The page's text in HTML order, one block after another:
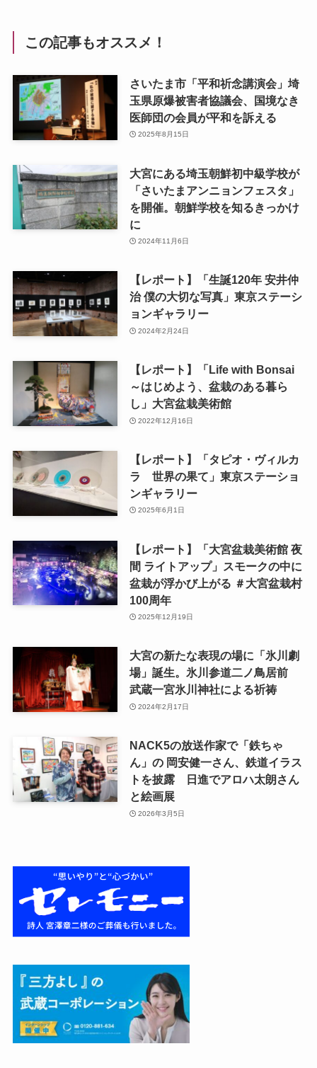
この記事もオススメ！
さいたま市「平和祈念講演会」埼
玉県原爆被害者協議会、国境なき
医師団の会員が平和を訴える
2025年8月15日
大宮にある埼玉朝鮮初中級学校が
「さいたまアンニョンフェスタ」
を開催。朝鮮学校を知るきっかけ
に
2024年11月6日
【レポート】「生誕120年 安井仲
治 僕の大切な写真」東京ステーシ
ョンギャラリー
2024年2月24日
【レポート】「Life with Bonsai
～はじめよう、盆栽のある暮ら
し」大宮盆栽美術館
2022年12月16日
【レポート】「タピオ・ヴィルカ
ラ 世界の果て」東京ステーショ
ンギャラリー
2025年6月1日
【レポート】「大宮盆栽美術館 夜
間 ライトアップ」スモークの中に
盆栽が浮かび上がる ＃大宮盆栽村
100周年
2025年12月19日
大宮の新たな表現の場に「氷川劇
場」誕生。氷川参道二ノ鳥居前
武蔵一宮氷川神社による祈祷
2024年2月17日
NACK5の放送作家で「鉄ちゃ
ん」の 岡安健一さん、鉄道イラス
トを披露 日進でアロハ太朗さん
と絵画展
2026年3月5日